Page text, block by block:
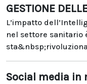
GESTIONE
L’impatto
nel settore sanitario
Social media in